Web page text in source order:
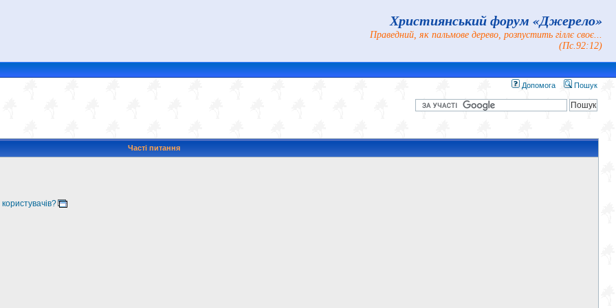
Християнський форум «Джерело»
Праведний, як пальмове дерево, розпустить гіллє своє...
(Пс.92:12)
Допомога Пошук
Часті питання